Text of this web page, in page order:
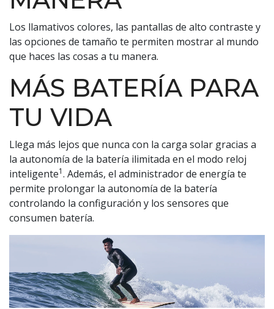
Los llamativos colores, las pantallas de alto contraste y
las opciones de tamaño te permiten mostrar al mundo
que haces las cosas a tu manera.
MÁS BATERÍA PARA
TU VIDA
Llega más lejos que nunca con la carga solar gracias a
la autonomía de la batería ilimitada en el modo reloj
inteligente1. Además, el administrador de energía te
permite prolongar la autonomía de la batería
controlando la configuración y los sensores que
consumen batería.